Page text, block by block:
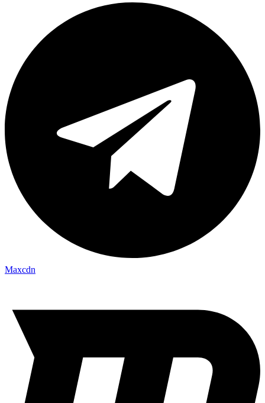
Maxcdn